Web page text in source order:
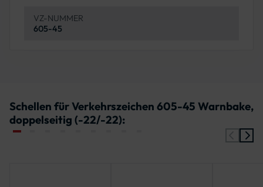
VZ-NUMMER
605-45
Schellen für Verkehrszeichen 605-45 Warnbake,
doppelseitig (-22/-22):